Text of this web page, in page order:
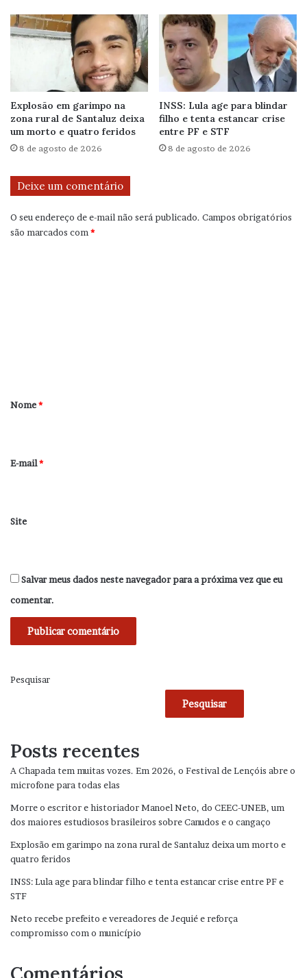
Explosão em garimpo na
zona rural de Santaluz deixa
um morto e quatro feridos
8 de agosto de 2026
INSS: Lula age para blindar
filho e tenta estancar crise
entre PF e STF
8 de agosto de 2026
Deixe um comentário
O seu endereço de e-mail não será publicado. Campos obrigatórios
são marcados com *
r
*
Nome*
E-mail*
Site
Salvar meus dados neste navegador para a próxima vez que eu
comentar.
Pesquisar
Pesquisar
Posts recentes
A Chapada tem muitas vozes. Em 2026, o Festival de Lençóis abre o
microfone para todas elas
Morre o escritor e historiador Manoel Neto, do CEEC-UNEB, um
dos maiores estudiosos brasileiros sobre Canudos e o cangaço
Explosão em garimpo na zona rural de Santaluz deixa um morto e
quatro feridos
INSS: Lula age para blindar filho e tenta estancar crise entre PF e
STF
Neto recebe prefeito e vereadores de Jequié e reforça
compromisso com o município
Comentários